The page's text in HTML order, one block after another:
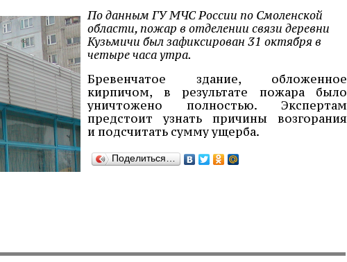
По данным ГУ МЧС России по Смоленской
области, пожар в отделении связи деревни
Кузьмичи был зафиксирован 31 октября в
четыре часа утра.
Бревенчатое здание, обложенное
кирпичом, в результате пожара было
уничтожено полностью. Экспертам
предстоит узнать причины возгорания
и подсчитать сумму ущерба.
Поделиться…